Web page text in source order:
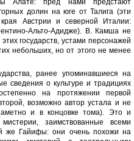
долин на юге от Талига (эти
Австрии и северной Италии:
Альто-Адидже). В. Камша не
государств, устами персонажей
небольших, но от этого не менее
ранее упоминавшиеся на
сведения о культуре и традициях
на протяжении первой
возможно автор устала и не
и в концовке тома). Это и
заимствованные всеми
же Гайифы: они очень похожи на